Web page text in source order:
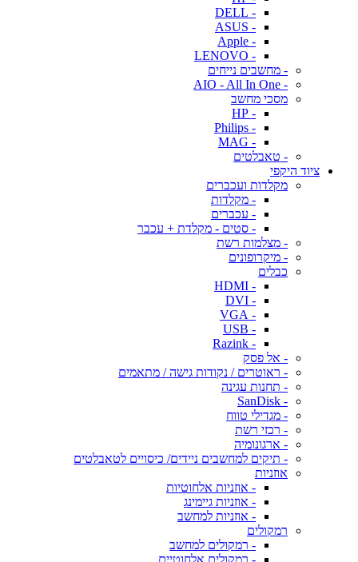
- DELL
- ASUS
- Apple
- LENOVO
- מחשבים נייחים
- AIO - All In One
מסכי מחשב
- HP
- Philips
- MAG
- טאבלטים
ציוד היקפי
מקלדות ועכברים
- מקלדות
- עכברים
- סטים - מקלדת + עכבר
- מצלמות רשת
- מיקרופונים
כבלים
- HDMI
- DVI
- VGA
- USB
- Razink
- אל פסק
- ראוטרים / נקודות גישה / מתאמים
- תחנות עגינה
- SanDisk
- מגדילי טווח
- רכזי רשת
- ארגונומיה
- תיקים למחשבים ניידים/ כיסויים לטאבלטים
אוזניות
- אוזניות אלחוטיות
- אוזניות גיימינג
- אוזניות למחשב
רמקולים
- רמקולים למחשב
- רמקולים אלחוטיים